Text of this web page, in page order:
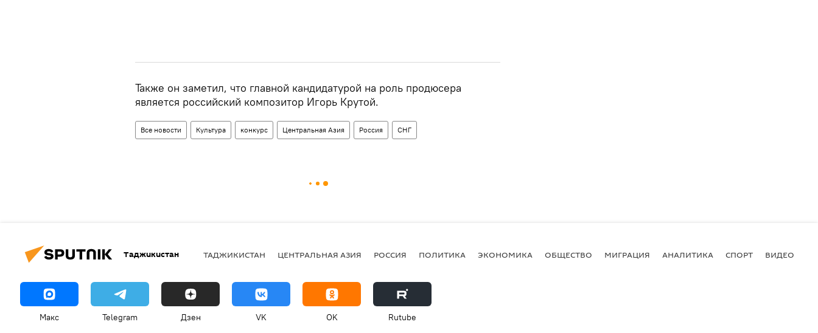
Также он заметил, что главной кандидатурой на роль продюсера
является российский композитор Игорь Крутой.
Все новости Культура конкурс Центральная Азия Россия СНГ
Таджикистан ТАДЖИКИСТАН ЦЕНТРАЛЬНАЯ АЗИЯ РОССИЯ ПОЛИТИКА ЭКОНОМИКА ОБЩЕСТВО МИГРАЦИЯ АНАЛИТИКА СПОРТ ВИДЕО
Макс Telegram Дзен VK OK Rutube